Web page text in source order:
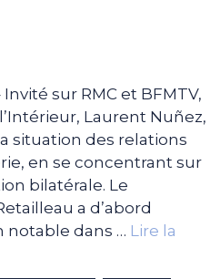
Invité sur RMC et BFMTV,
Laurent Nuñez,
situation des relations
en se concentrant sur
bilatérale. Le
a d’abord
notable dans … Lire la